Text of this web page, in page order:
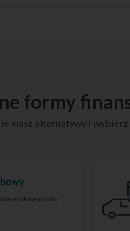
formy
masz alternatywy i
osobowych dla